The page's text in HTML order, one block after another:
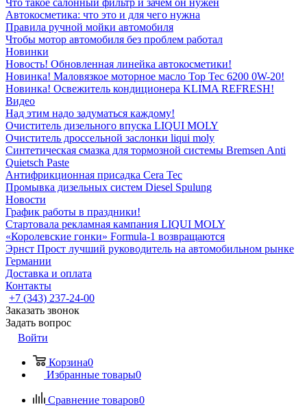
Что такое салонный фильтр и зачем он нужен
Автокосметика: что это и для чего нужна
Правила ручной мойки автомобиля
Чтобы мотор автомобиля без проблем работал
Новинки
Новость! Обновленная линейка автокосметики!
Новинка! Маловязкое моторное масло Top Tec 6200 0W-20!
Новинка! Освежитель кондиционера KLIMA REFRESH!
Видео
Над этим надо задуматься каждому!
Очиститель дизельного впуска LIQUI MOLY
Очиститель дроссельной заслонки liqui moly
Синтетическая смазка для тормозной системы Bremsen Anti
Quietsch Paste
Антифрикционная присадка Cera Tec
Промывка дизельных систем Diesel Spulung
Новости
График работы в праздники!
Стартовала рекламная кампания LIQUI MOLY
«Королевские гонки» Formula-1 возвращаются
Эрнст Прост лучший руководитель на автомобильном рынке
Германии
Доставка и оплата
Контакты
+7 (343) 237-24-00
Заказать звонок
Задать вопрос
Войти
Корзина0
Избранные товары0
Сравнение товаров0